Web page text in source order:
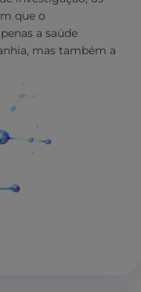
que o
a saúde
mas também a